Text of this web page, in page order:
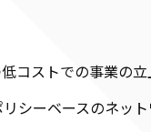
コストでの事業の立
シーベースのネッ